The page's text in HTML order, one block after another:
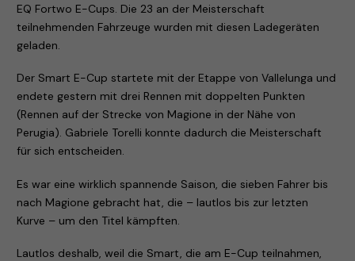
EQ Fortwo E-Cups. Die 23 an der Meisterschaft
teilnehmenden Fahrzeuge wurden mit diesen Ladegeräten
geladen.
Der Smart E-Cup startete mit der Etappe von Vallelunga und
endete gestern mit drei Rennen mit doppelten Punkten
(Rennen auf der Strecke von Magione in der Nähe von
Perugia). Gabriele Torelli konnte dadurch die Meisterschaft
für sich entscheiden.
Es war eine wirklich spannende Saison, die sieben Fahrer bis
nach Magione gebracht hat, die – lautlos bis zur letzten
Kurve – um den Titel kämpften.
Lautlos deshalb, weil die Smart, die am E-Cup teilnahmen,